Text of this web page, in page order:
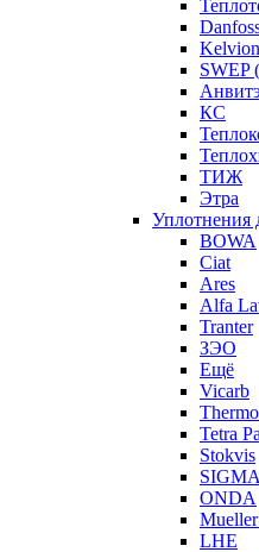
Kelvion
SWEP
КС
ТИЖ
Этра
Уплотнения
BOWA
Ciat
Ares
Alfa
Tranter
ЗЭО
Ещё
Vicarb
Tetra
Stokvis
ONDA
LHE